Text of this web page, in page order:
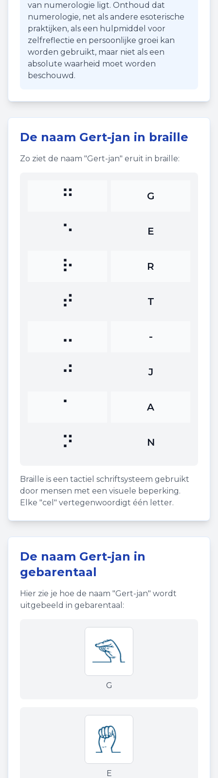
van numerologie ligt. Onthoud dat
numerologie, net als andere esoterische
praktijken, als een hulpmiddel voor
zelfreflectie en persoonlijke groei kan
worden gebruikt, maar niet als een
absolute waarheid moet worden
beschouwd.
De naam Gert-jan in braille
Zo ziet de naam "Gert-jan" eruit in braille:
⠛ G
⠑ E
⠗ R
⠞ T
⠤ -
⠚ J
⠁ A
⠝ N
Braille is een tactiel schriftsysteem gebruikt
door mensen met een visuele beperking.
Elke "cel" vertegenwoordigt één letter.
De naam Gert-jan in
gebarentaal
Hier zie je hoe de naam "Gert-jan" wordt
uitgebeeld in gebarentaal:
G
E